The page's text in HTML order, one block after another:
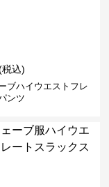
税込)
ブハイウエストフレ
ンツ